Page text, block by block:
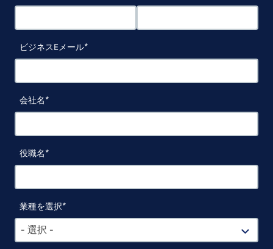
ビジネスEメール
会社名
役職名
業種を選択
- 選択 -